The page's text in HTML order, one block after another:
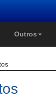
Outros